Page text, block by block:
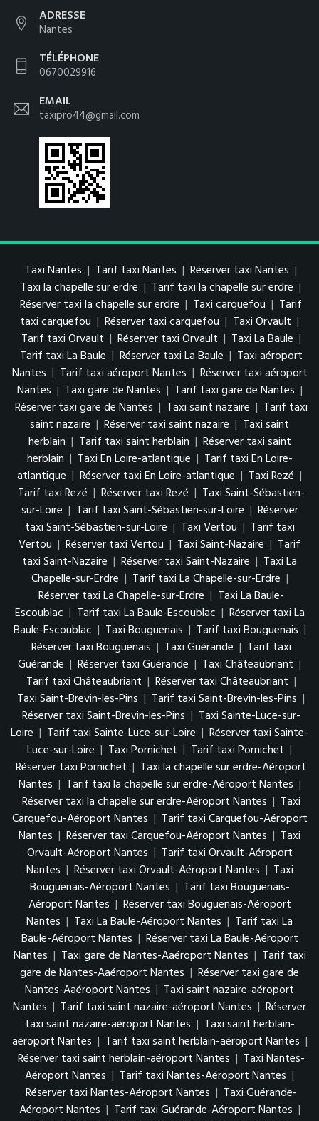
ADRESSE
Nantes
TÉLÉPHONE
0670029916
EMAIL
taxipro44@gmail.com
Taxi Nantes | Tarif taxi Nantes | Réserver taxi Nantes |
Taxi la chapelle sur erdre | Tarif taxi la chapelle sur erdre |
Réserver taxi la chapelle sur erdre | Taxi carquefou | Tarif
taxi carquefou | Réserver taxi carquefou | Taxi Orvault |
Tarif taxi Orvault | Réserver taxi Orvault | Taxi La Baule |
Tarif taxi La Baule | Réserver taxi La Baule | Taxi aéroport
Nantes | Tarif taxi aéroport Nantes | Réserver taxi aéroport
Nantes | Taxi gare de Nantes | Tarif taxi gare de Nantes |
Réserver taxi gare de Nantes | Taxi saint nazaire | Tarif taxi
saint nazaire | Réserver taxi saint nazaire | Taxi saint
herblain | Tarif taxi saint herblain | Réserver taxi saint
herblain | Taxi En Loire-atlantique | Tarif taxi En Loire-
atlantique | Réserver taxi En Loire-atlantique | Taxi Rezé |
Tarif taxi Rezé | Réserver taxi Rezé | Taxi Saint-Sébastien-
sur-Loire | Tarif taxi Saint-Sébastien-sur-Loire | Réserver
taxi Saint-Sébastien-sur-Loire | Taxi Vertou | Tarif taxi
Vertou | Réserver taxi Vertou | Taxi Saint-Nazaire | Tarif
taxi Saint-Nazaire | Réserver taxi Saint-Nazaire | Taxi La
Chapelle-sur-Erdre | Tarif taxi La Chapelle-sur-Erdre |
Réserver taxi La Chapelle-sur-Erdre | Taxi La Baule-
Escoublac | Tarif taxi La Baule-Escoublac | Réserver taxi La
Baule-Escoublac | Taxi Bouguenais | Tarif taxi Bouguenais |
Réserver taxi Bouguenais | Taxi Guérande | Tarif taxi
Guérande | Réserver taxi Guérande | Taxi Châteaubriant |
Tarif taxi Châteaubriant | Réserver taxi Châteaubriant |
Taxi Saint-Brevin-les-Pins | Tarif taxi Saint-Brevin-les-Pins |
Réserver taxi Saint-Brevin-les-Pins | Taxi Sainte-Luce-sur-
Loire | Tarif taxi Sainte-Luce-sur-Loire | Réserver taxi Sainte-
Luce-sur-Loire | Taxi Pornichet | Tarif taxi Pornichet |
Réserver taxi Pornichet | Taxi la chapelle sur erdre-Aéroport
Nantes | Tarif taxi la chapelle sur erdre-Aéroport Nantes |
Réserver taxi la chapelle sur erdre-Aéroport Nantes | Taxi
Carquefou-Aéroport Nantes | Tarif taxi Carquefou-Aéroport
Nantes | Réserver taxi Carquefou-Aéroport Nantes | Taxi
Orvault-Aéroport Nantes | Tarif taxi Orvault-Aéroport
Nantes | Réserver taxi Orvault-Aéroport Nantes | Taxi
Bouguenais-Aéroport Nantes | Tarif taxi Bouguenais-
Aéroport Nantes | Réserver taxi Bouguenais-Aéroport
Nantes | Taxi La Baule-Aéroport Nantes | Tarif taxi La
Baule-Aéroport Nantes | Réserver taxi La Baule-Aéroport
Nantes | Taxi gare de Nantes-Aaéroport Nantes | Tarif taxi
gare de Nantes-Aaéroport Nantes | Réserver taxi gare de
Nantes-Aaéroport Nantes | Taxi saint nazaire-aéroport
Nantes | Tarif taxi saint nazaire-aéroport Nantes | Réserver
taxi saint nazaire-aéroport Nantes | Taxi saint herblain-
aéroport Nantes | Tarif taxi saint herblain-aéroport Nantes |
Réserver taxi saint herblain-aéroport Nantes | Taxi Nantes-
Aéroport Nantes | Tarif taxi Nantes-Aéroport Nantes |
Réserver taxi Nantes-Aéroport Nantes | Taxi Guérande-
Aéroport Nantes | Tarif taxi Guérande-Aéroport Nantes |